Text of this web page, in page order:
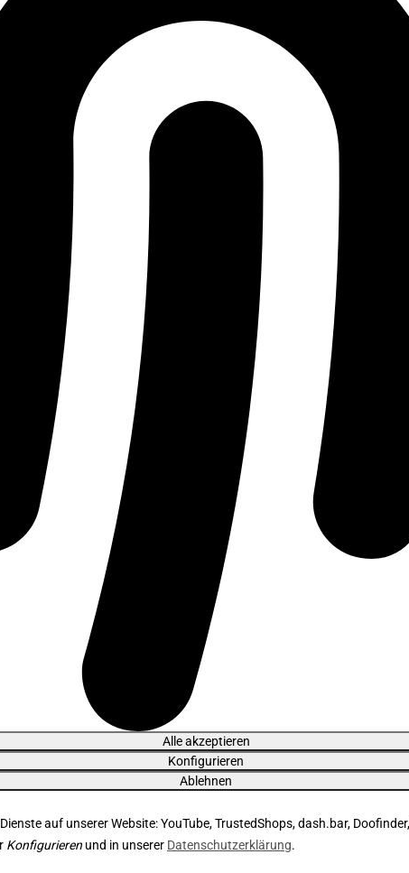
Alle akzeptieren
Konfigurieren
Ablehnen
auf unserer Website: YouTube, TrustedShops, dash.bar,
Konfigurieren und in unserer Datenschutzerklärung.